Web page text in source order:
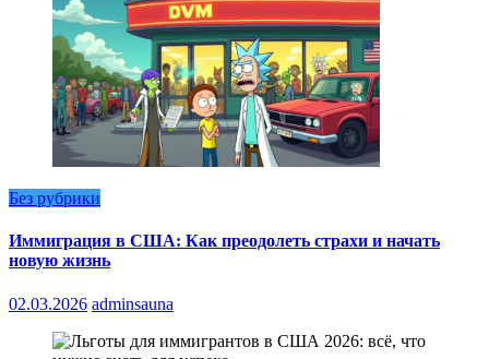
Без рубрики
Иммиграция в США: Как преодолеть страхи и начать
новую жизнь
02.03.2026 adminsauna